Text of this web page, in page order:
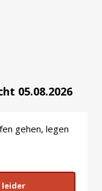
05.08.2026
gehen, legen
leider